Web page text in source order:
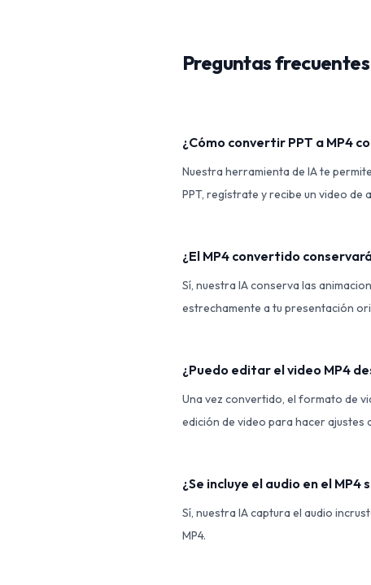
Preguntas frecuentes
¿Cómo convertir PPT a MP4
Nuestra herramienta de IA te
PPT, regístrate y recibe un video de
¿El MP4 convertido
Sí, nuestra IA conserva las
estrechamente a tu presentación
¿Puedo editar el video MP4
Una vez convertido, el formato de
edición de video para hacer ajustes
¿Se incluye el audio en el
Sí, nuestra IA captura el audio
MP4.